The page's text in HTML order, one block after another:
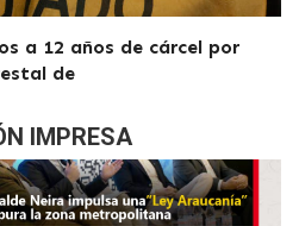
a 12 años de cárcel por
de
IMPRESA